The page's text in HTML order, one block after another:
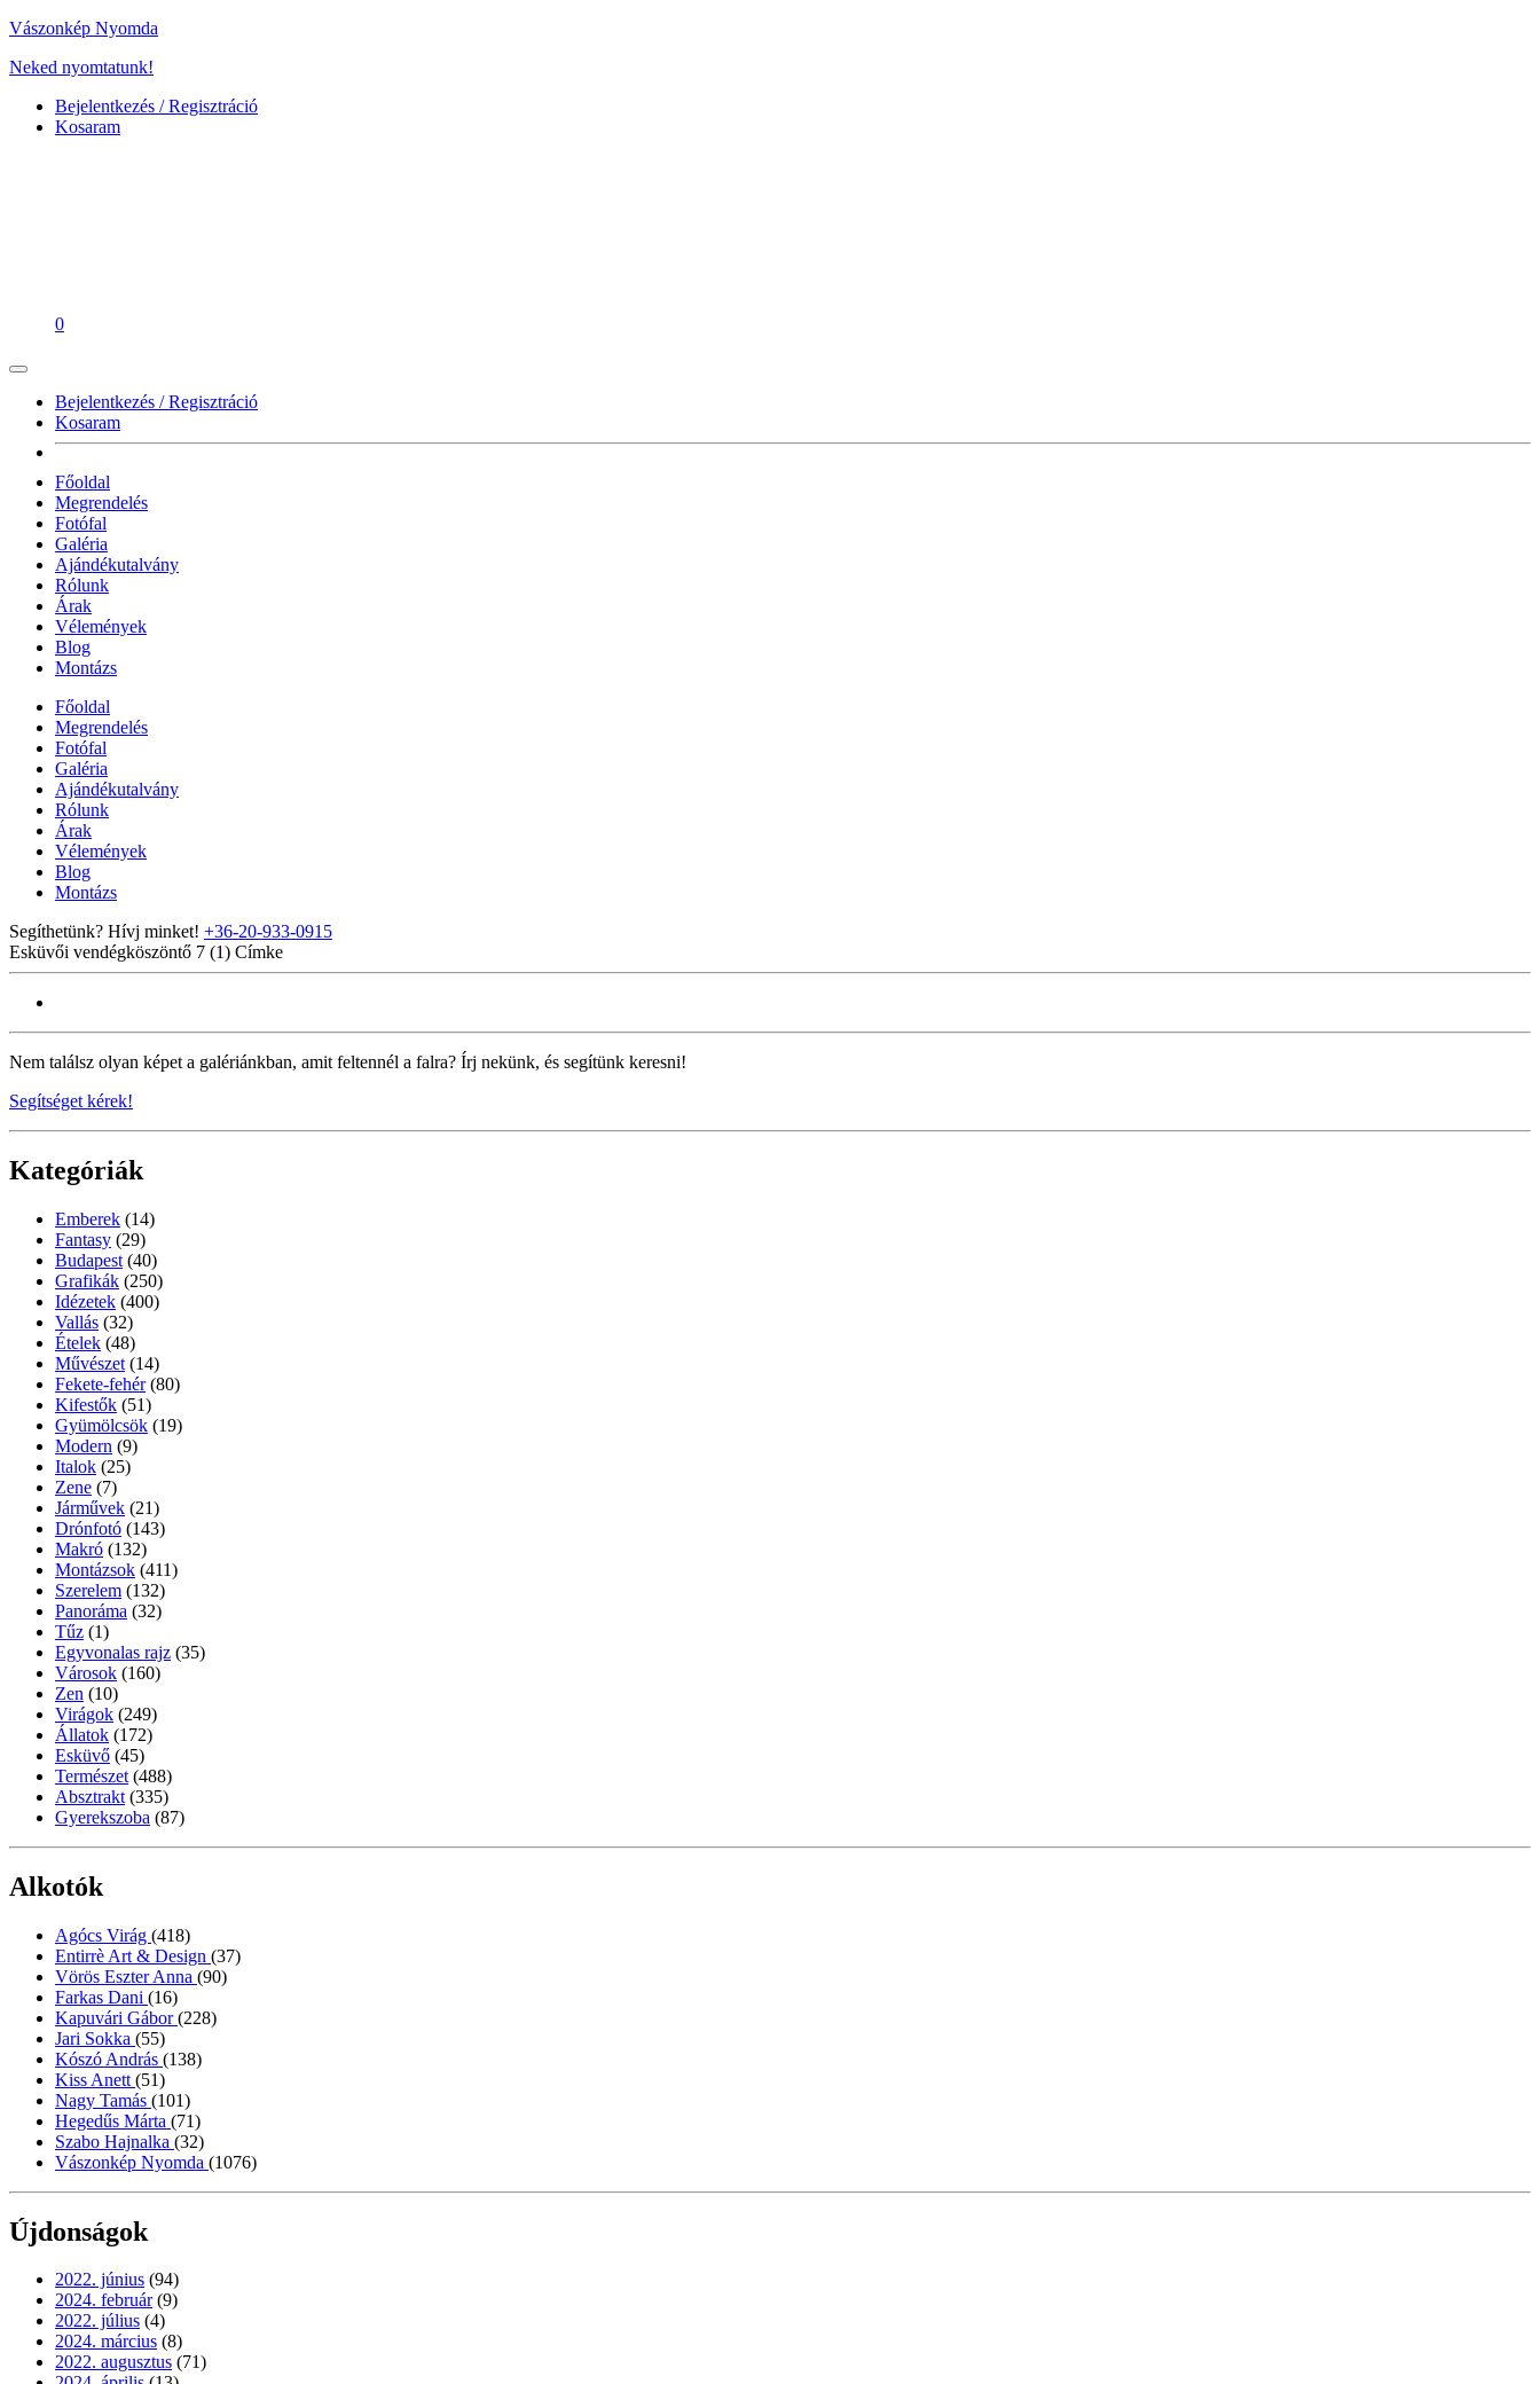
Vászonkép Nyomda
Neked nyomtatunk!
Bejelentkezés / Regisztráció
Kosaram
0
Bejelentkezés / Regisztráció
Kosaram
Főoldal
Megrendelés
Fotófal
Galéria
Ajándékutalvány
Rólunk
Árak
Vélemények
Blog
Montázs
Főoldal
Megrendelés
Fotófal
Galéria
Ajándékutalvány
Rólunk
Árak
Vélemények
Blog
Montázs
Segíthetünk? Hívj minket! +36-20-933-0915
Esküvői vendégköszöntő 7 (1) Címke
Nem találsz olyan képet a galériánkban, amit feltennél a falra? Írj nekünk, és segítünk keresni!
Segítséget kérek!
Kategóriák
Emberek (14)
Fantasy (29)
Budapest (40)
Grafikák (250)
Idézetek (400)
Vallás (32)
Ételek (48)
Művészet (14)
Fekete-fehér (80)
Kifestők (51)
Gyümölcsök (19)
Modern (9)
Italok (25)
Zene (7)
Járművek (21)
Drónfotó (143)
Makró (132)
Montázsok (411)
Szerelem (132)
Panoráma (32)
Tűz (1)
Egyvonalas rajz (35)
Városok (160)
Zen (10)
Virágok (249)
Állatok (172)
Esküvő (45)
Természet (488)
Absztrakt (335)
Gyerekszoba (87)
Alkotók
Agócs Virág (418)
Entirrè Art & Design (37)
Vörös Eszter Anna (90)
Farkas Dani (16)
Kapuvári Gábor(228)
Jari Sokka (55)
Kószó András (138)
Kiss Anett (51)
Nagy Tamás (101)
Hegedűs Márta (71)
Szabo Hajnalka (32)
Vászonkép Nyomda (1076)
Újdonságok
2022. június (94)
2024. február (9)
2022. július (4)
2024. március (8)
2022. augusztus (71)